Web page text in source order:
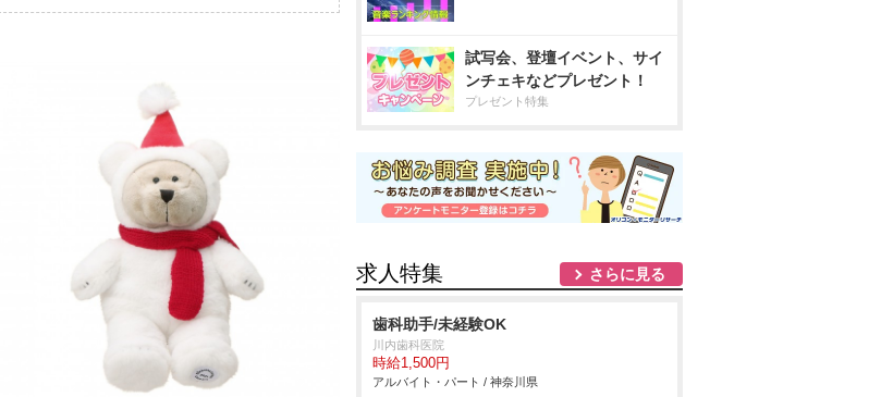
試写会、登壇イベント、サイ
ンチェキなどプレゼント！
プレゼント特集
求人特集 さらに見る
歯科助手/未経験OK
川内歯科医院
時給1,500円
アルバイト・パート / 神奈川県